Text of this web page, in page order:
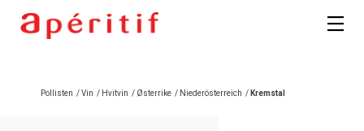
Pollisten /Vin / Hvitvin / Østerrike / Niederösterreich / Kremstal